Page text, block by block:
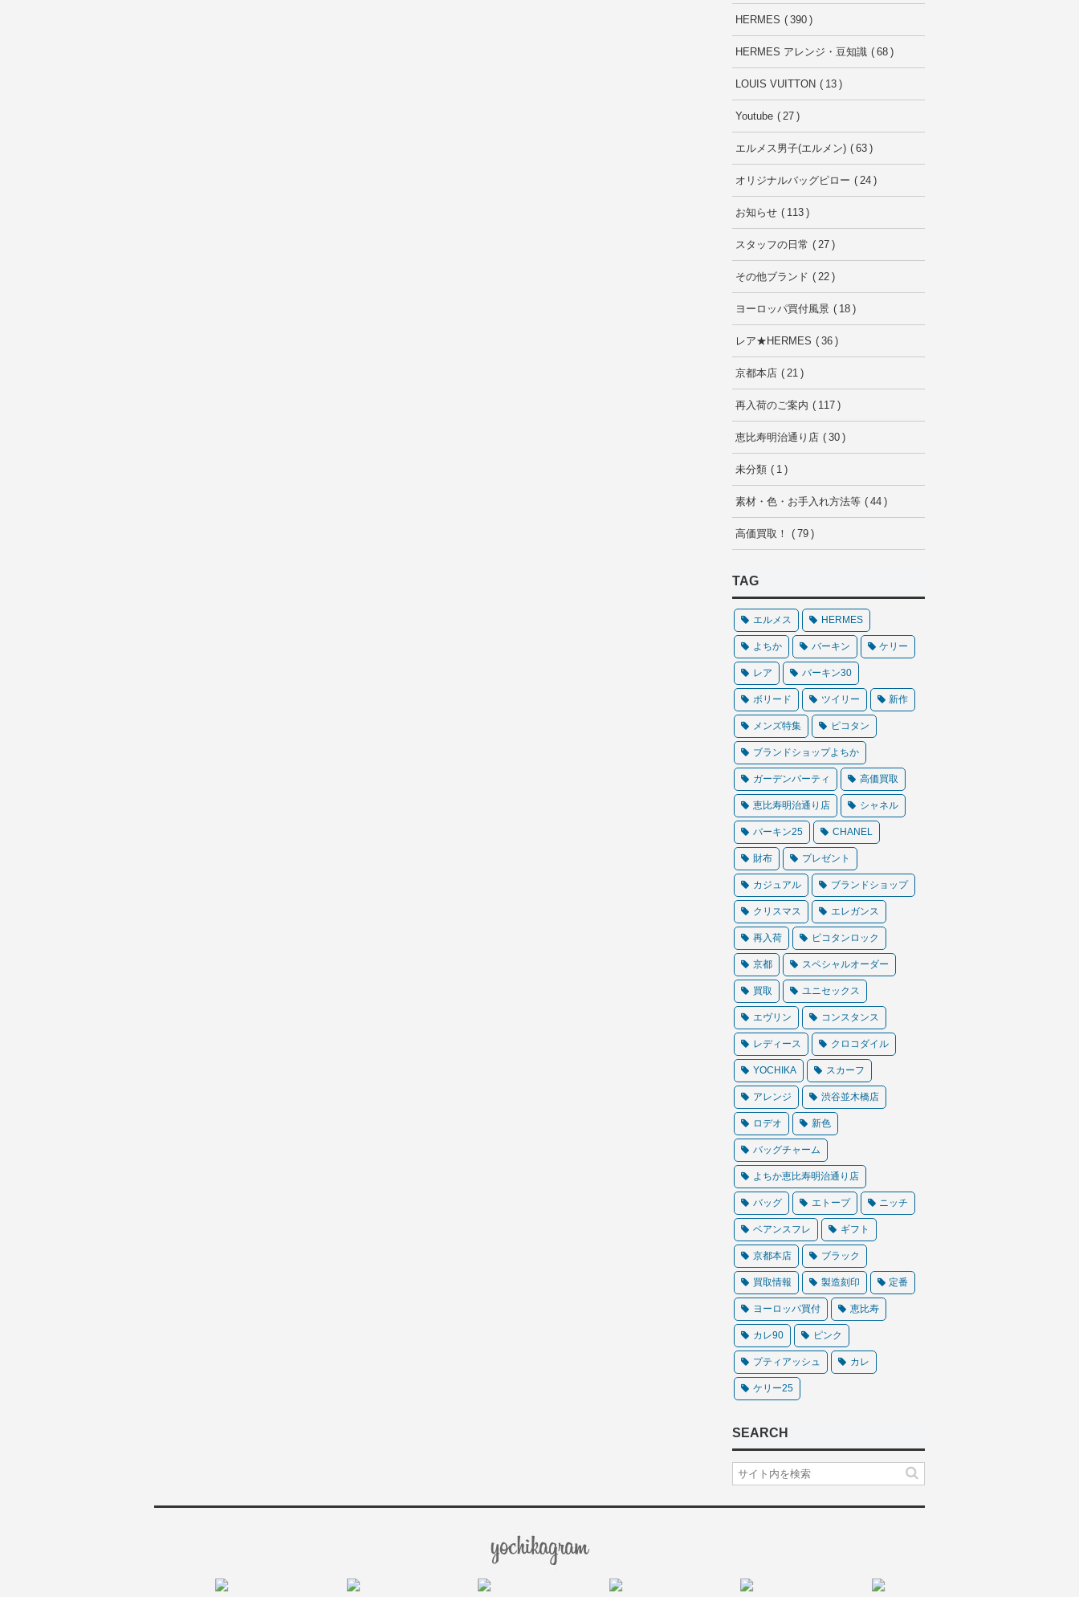
HERMES 390
HERMES アレンジ・豆知識 68
LOUIS VUITTON 13
Youtube 27
エルメス男子(エルメン) 63
オリジナルバッグピロー 24
お知らせ 113
スタッフの日常 27
その他ブランド 22
ヨーロッパ買付風景 18
レア★HERMES 36
京都本店 21
再入荷のご案内 117
恵比寿明治通り店 30
未分類 1
素材・色・お手入れ方法等 44
高価買取！ 79
TAG
エルメス HERMES
よちか バーキン ケリー
レア バーキン30
ボリード ツイリー 新作
メンズ特集 ピコタン
ブランドショップよちか
ガーデンパーティ 高価買取
恵比寿明治通り店 シャネル
バーキン25 CHANEL
財布 プレゼント
カジュアル ブランドショップ
クリスマス エレガンス
再入荷 ピコタンロック
京都 スペシャルオーダー
買取 ユニセックス
エヴリン コンスタンス
レディース クロコダイル
YOCHIKA スカーフ
アレンジ 渋谷並木橋店
ロデオ 新色
バッグチャーム
よちか恵比寿明治通り店
バッグ エトープ ニッチ
ベアンスフレ ギフト
京都本店 ブラック
買取情報 製造刻印 定番
ヨーロッパ買付 恵比寿
カレ90 ピンク
プティアッシュ カレ
ケリー25
SEARCH